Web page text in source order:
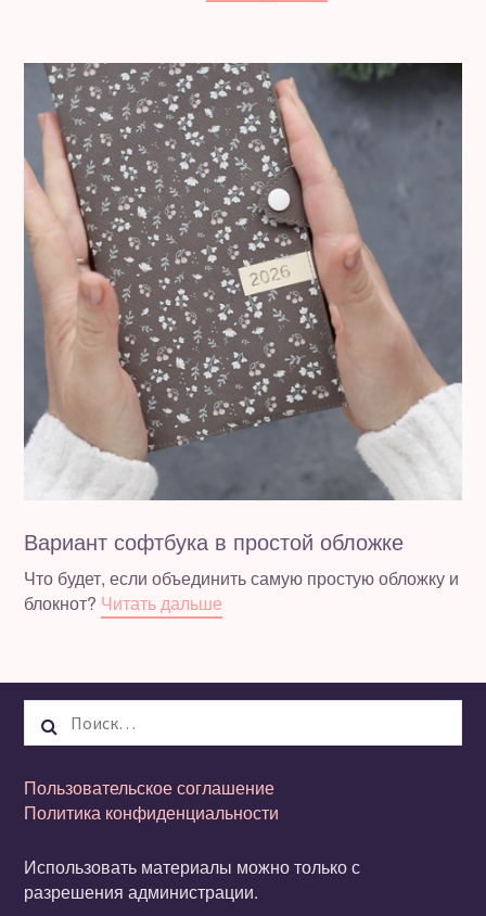
Вариант софтбука в простой обложке
Что будет, если объединить самую простую обложку и
блокнот? Читать дальше
Найти:
Пользовательское соглашение
Политика конфиденциальности
Использовать материалы можно только с
разрешения администрации.